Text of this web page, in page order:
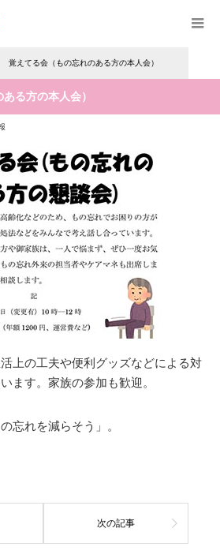
覚えてる会（もの忘れのある方の本人会）
る方の本人会）
上の工夫や便利グッズなどによる対
ます。家族の参加も歓迎。
忘れを減らそう」。
次の記事